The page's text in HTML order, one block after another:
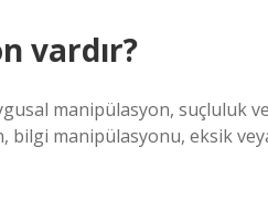
vardır?
manipülasyon, suçluluk
bilgi manipülasyonu, eksik